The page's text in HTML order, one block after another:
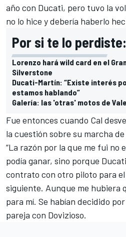
año con Ducati, pero tuvo la
no lo hice y debería haberlo
Por si te lo perdiste:
Lorenzo hará wild card en el
Silverstone
Ducati-Martín: “Existe interés
estamos hablando”
Galería: las 'otras' motos de
Fue entonces cuando Cal
la cuestión sobre su marcha
“La razón por la que me fui no
podía ganar, sino porque
contrato con otro piloto para
siguiente. Aunque me hubiera
para mí. Se habían decidido por
pareja con Dovizioso.